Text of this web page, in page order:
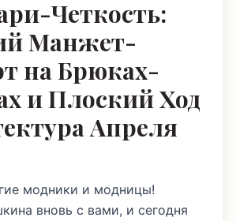
Четкость:
Манжет-
на Брюках-
и Плоский Ход
Апреля
модники и модницы!
вновь с вами, и сегодня